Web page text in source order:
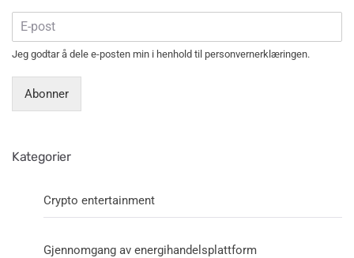
Jeg godtar å dele e-posten min i henhold til personvernerklæringen.
Abonner
Kategorier
Crypto entertainment
Gjennomgang av energihandelsplattform